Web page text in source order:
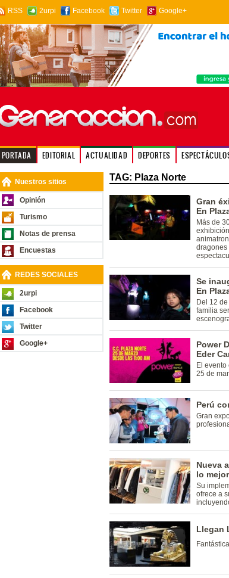
RSS 2urpi Facebook Twitter Google+
PORTADA EDITORIAL ACTUALIDAD DEPORTES
Nuestros sitios
Opinión
Turismo
Notas de prensa
Encuestas
REDES SOCIALES
2urpi
Facebook
Twitter
Google+
TAG: Plaza Norte
Gran
En
Más de
dragones
Se
En
Del 12
familia
Power
Eder
El
25 de
Perú
Gran
Nueva
lo
Su
ofrece a
Llegan